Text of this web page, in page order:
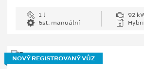
1 l
92
6st. manuální
NOVÝ REGISTROVANÝ VŮZ